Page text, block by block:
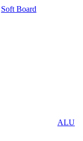
Soft Board
ALU